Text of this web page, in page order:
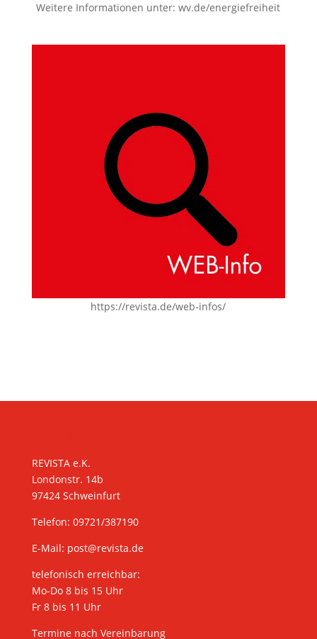
Weitere Informationen unter:wv.de/energiefreiheit
https://revista.de/web-infos/
REVISTA e.K.
Londonstr. 14b
97424 Schweinfurt
Telefon: 09721/387190
E-Mail: post@revista.de
telefonisch erreichbar:
Mo-Do 8 bis 15 Uhr
Fr 8 bis 11 Uhr
Termine nach Vereinbarung